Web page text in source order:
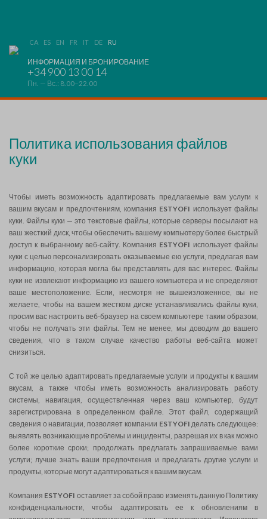
CA ES EN FR IT DE RU
ИНФОРМАЦИЯ И БРОНИРОВАНИЕ
+34 900 13 00 14
Пн. — Вс.: 8.00–22.00
Политика использования файлов
куки
Чтобы иметь возможность адаптировать предлагаемые вам услуги к
вашим вкусам и предпочтениям, компания ESTYOFI использует файлы
куки. Файлы куки — это текстовые файлы, которые серверы посылают на
ваш жесткий диск, чтобы обеспечить вашему компьютеру более быстрый
доступ к выбранному веб-сайту. Компания ESTYOFI использует файлы
куки с целью персонализировать оказываемые ею услуги, предлагая вам
информацию, которая могла бы представлять для вас интерес. Файлы
куки не извлекают информацию из вашего компьютера и не определяют
ваше местоположение. Если, несмотря не вышеизложенное, вы не
желаете, чтобы на вашем жестком диске устанавливались файлы куки,
просим вас настроить веб-браузер на своем компьютере таким образом,
чтобы не получать эти файлы. Тем не менее, мы доводим до вашего
сведения, что в таком случае качество работы веб-сайта может
снизиться.
С той же целью адаптировать предлагаемые услуги и продукты к вашим
вкусам, а также чтобы иметь возможность анализировать работу
системы, навигация, осуществленная через ваш компьютер, будут
зарегистрирована в определенном файле. Этот файл, содержащий
сведения о навигации, позволяет компании ESTYOFI делать следующее:
выявлять возникающие проблемы и инциденты, разрешая их в как можно
более короткие сроки; продолжать предлагать запрашиваемые вами
услуги; лучше знать ваши предпочтения и предлагать другие услуги и
продукты, которые могут адаптироваться к вашим вкусам.
Компания ESTYOFI оставляет за собой право изменять данную Политику
конфиденциальности, чтобы адаптировать ее к обновлениям в